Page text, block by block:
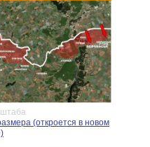
(откроется в новом